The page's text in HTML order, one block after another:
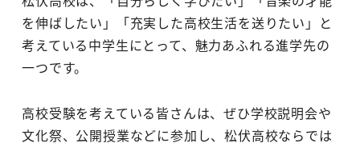
を伸ばしたい」「充実した高校生活を送りたい」と
考えている中学生にとって、魅力あふれる進学先の
一つです。
高校受験を考えている皆さんは、ぜひ学校説明会や
文化祭、公開授業などに参加し、松伏高校ならでは